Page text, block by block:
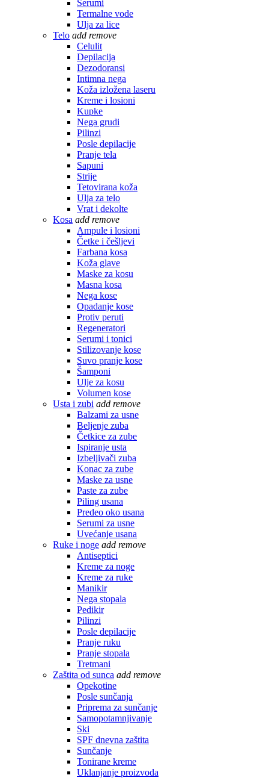
Serumi
Termalne vode
Ulja za lice
Telo add remove
Celulit
Depilacija
Dezodoransi
Intimna nega
Koža izložena laseru
Kreme i losioni
Kupke
Nega grudi
Pilinzi
Posle depilacije
Pranje tela
Sapuni
Strije
Tetovirana koža
Ulja za telo
Vrat i dekolte
Kosa add remove
Ampule i losioni
Četke i češljevi
Farbana kosa
Koža glave
Maske za kosu
Masna kosa
Nega kose
Opadanje kose
Protiv peruti
Regeneratori
Serumi i tonici
Stilizovanje kose
Suvo pranje kose
Šamponi
Ulje za kosu
Volumen kose
Usta i zubi add remove
Balzami za usne
Beljenje zuba
Četkice za zube
Ispiranje usta
Izbeljivači zuba
Konac za zube
Maske za usne
Paste za zube
Piling usana
Predeo oko usana
Serumi za usne
Uvećanje usana
Ruke i noge add remove
Antiseptici
Kreme za noge
Kreme za ruke
Manikir
Nega stopala
Pedikir
Pilinzi
Posle depilacije
Pranje ruku
Pranje stopala
Tretmani
Zaštita od sunca add remove
Opekotine
Posle sunčanja
Priprema za sunčanje
Samopotamnjivanje
Ski
SPF dnevna zaštita
Sunčanje
Tonirane kreme
Uklanjanje proizvoda